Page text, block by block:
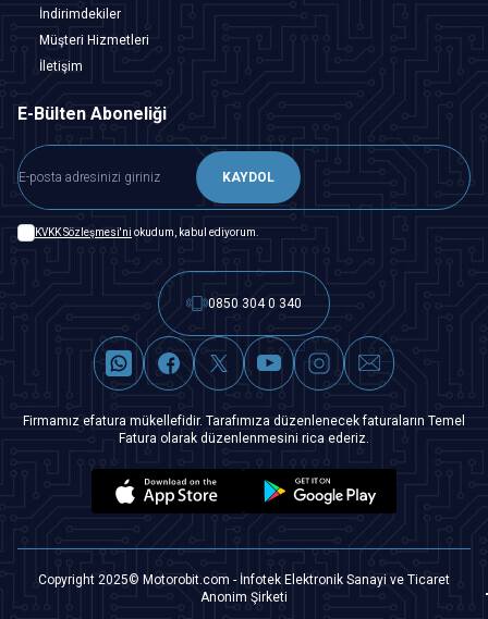
İndirimdekiler
Müşteri Hizmetleri
İletişim
E-Bülten Aboneliği
KAYDOL
KVKK Sözleşmesi'ni okudum, kabul ediyorum.
0850 304 0 340
Firmamız efatura mükellefidir. Tarafımıza düzenlenecek faturaların Temel
Fatura olarak düzenlenmesini rica ederiz.
Copyright 2025© Motorobit.com - İnfotek Elektronik Sanayi ve Ticaret
Anonim Şirketi